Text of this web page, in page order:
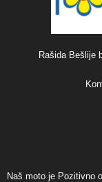
Rašida Bešlije
Naš moto je Pozitivno